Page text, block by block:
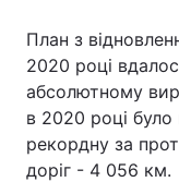
План з
2020 році
абсолютному
в 2020 році
рекордну за
доріг - 4 056 км.